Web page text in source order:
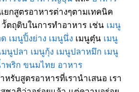
ยกสูตรอาหารต่างๆตามเทคนิค
ตถุดิบในการทำอาหาร เช่น เมนู
เมนูปิ้งย่าง เมนูนึ่ง เมนูตุ๋น เมนู
มนูปลา เมนูกุ้ง เมนูปลาหมึก เมนู
พริก ขนมไทย อาหาร
หรับสูตรอาหารที่เรานำเสนอ เรา